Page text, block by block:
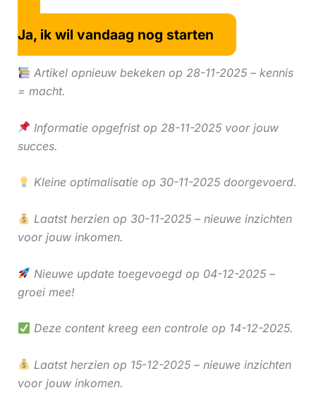
Ja, ik wil vandaag nog starten
Artikel opnieuw bekeken op 28-11-2025 – kennis
= macht.
Informatie opgefrist op 28-11-2025 voor jouw
succes.
Kleine optimalisatie op 30-11-2025 doorgevoerd.
Laatst herzien op 30-11-2025 – nieuwe inzichten
voor jouw inkomen.
Nieuwe update toegevoegd op 04-12-2025 –
groei mee!
Deze content kreeg een controle op 14-12-2025.
Laatst herzien op 15-12-2025 – nieuwe inzichten
voor jouw inkomen.